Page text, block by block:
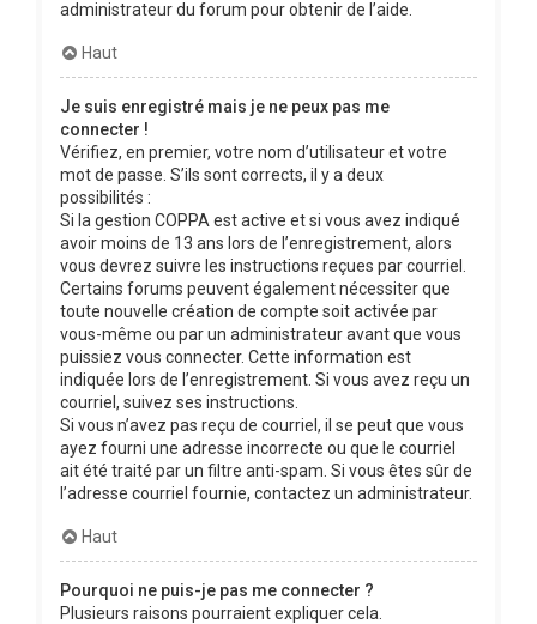
administrateur du forum pour obtenir de l’aide.
Haut
Je suis enregistré mais je ne peux pas me
connecter !
Vérifiez, en premier, votre nom d’utilisateur et votre
mot de passe. S’ils sont corrects, il y a deux
possibilités :
Si la gestion COPPA est active et si vous avez indiqué
avoir moins de 13 ans lors de l’enregistrement, alors
vous devrez suivre les instructions reçues par courriel.
Certains forums peuvent également nécessiter que
toute nouvelle création de compte soit activée par
vous-même ou par un administrateur avant que vous
puissiez vous connecter. Cette information est
indiquée lors de l’enregistrement. Si vous avez reçu un
courriel, suivez ses instructions.
Si vous n’avez pas reçu de courriel, il se peut que vous
ayez fourni une adresse incorrecte ou que le courriel
ait été traité par un filtre anti-spam. Si vous êtes sûr de
l’adresse courriel fournie, contactez un administrateur.
Haut
Pourquoi ne puis-je pas me connecter ?
Plusieurs raisons pourraient expliquer cela.